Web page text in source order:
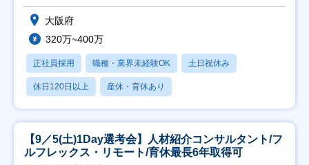
大阪府
320万~400万
正社員採用 職種・業界未経験OK 土日祝休み
休日120日以上 産休・育休あり
【9／5(土)1Day選考会】人材紹介コンサルタント/フ
ルフレックス・リモート/育休最長6年取得可